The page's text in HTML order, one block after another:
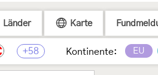
Länder Karte
+58 Kontinente: EU